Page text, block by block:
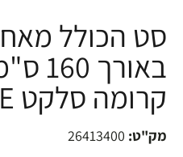
סט הכולל
קרומה סלקט E ואריו
מק"ט: 26413400